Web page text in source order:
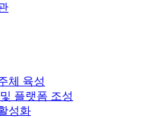
체 육성
플랫폼 조성
성화